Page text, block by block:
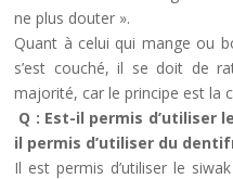
ne plus douter ».
Quant à celui qui mange ou
s’est couché, il se doit de
majorité, car le principe est la
Q : Est-il permis d’utiliser
il permis d’utiliser du
Il est permis d’utiliser le